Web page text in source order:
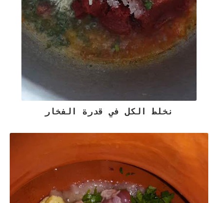
نخلط الكل في قدرة الفخار